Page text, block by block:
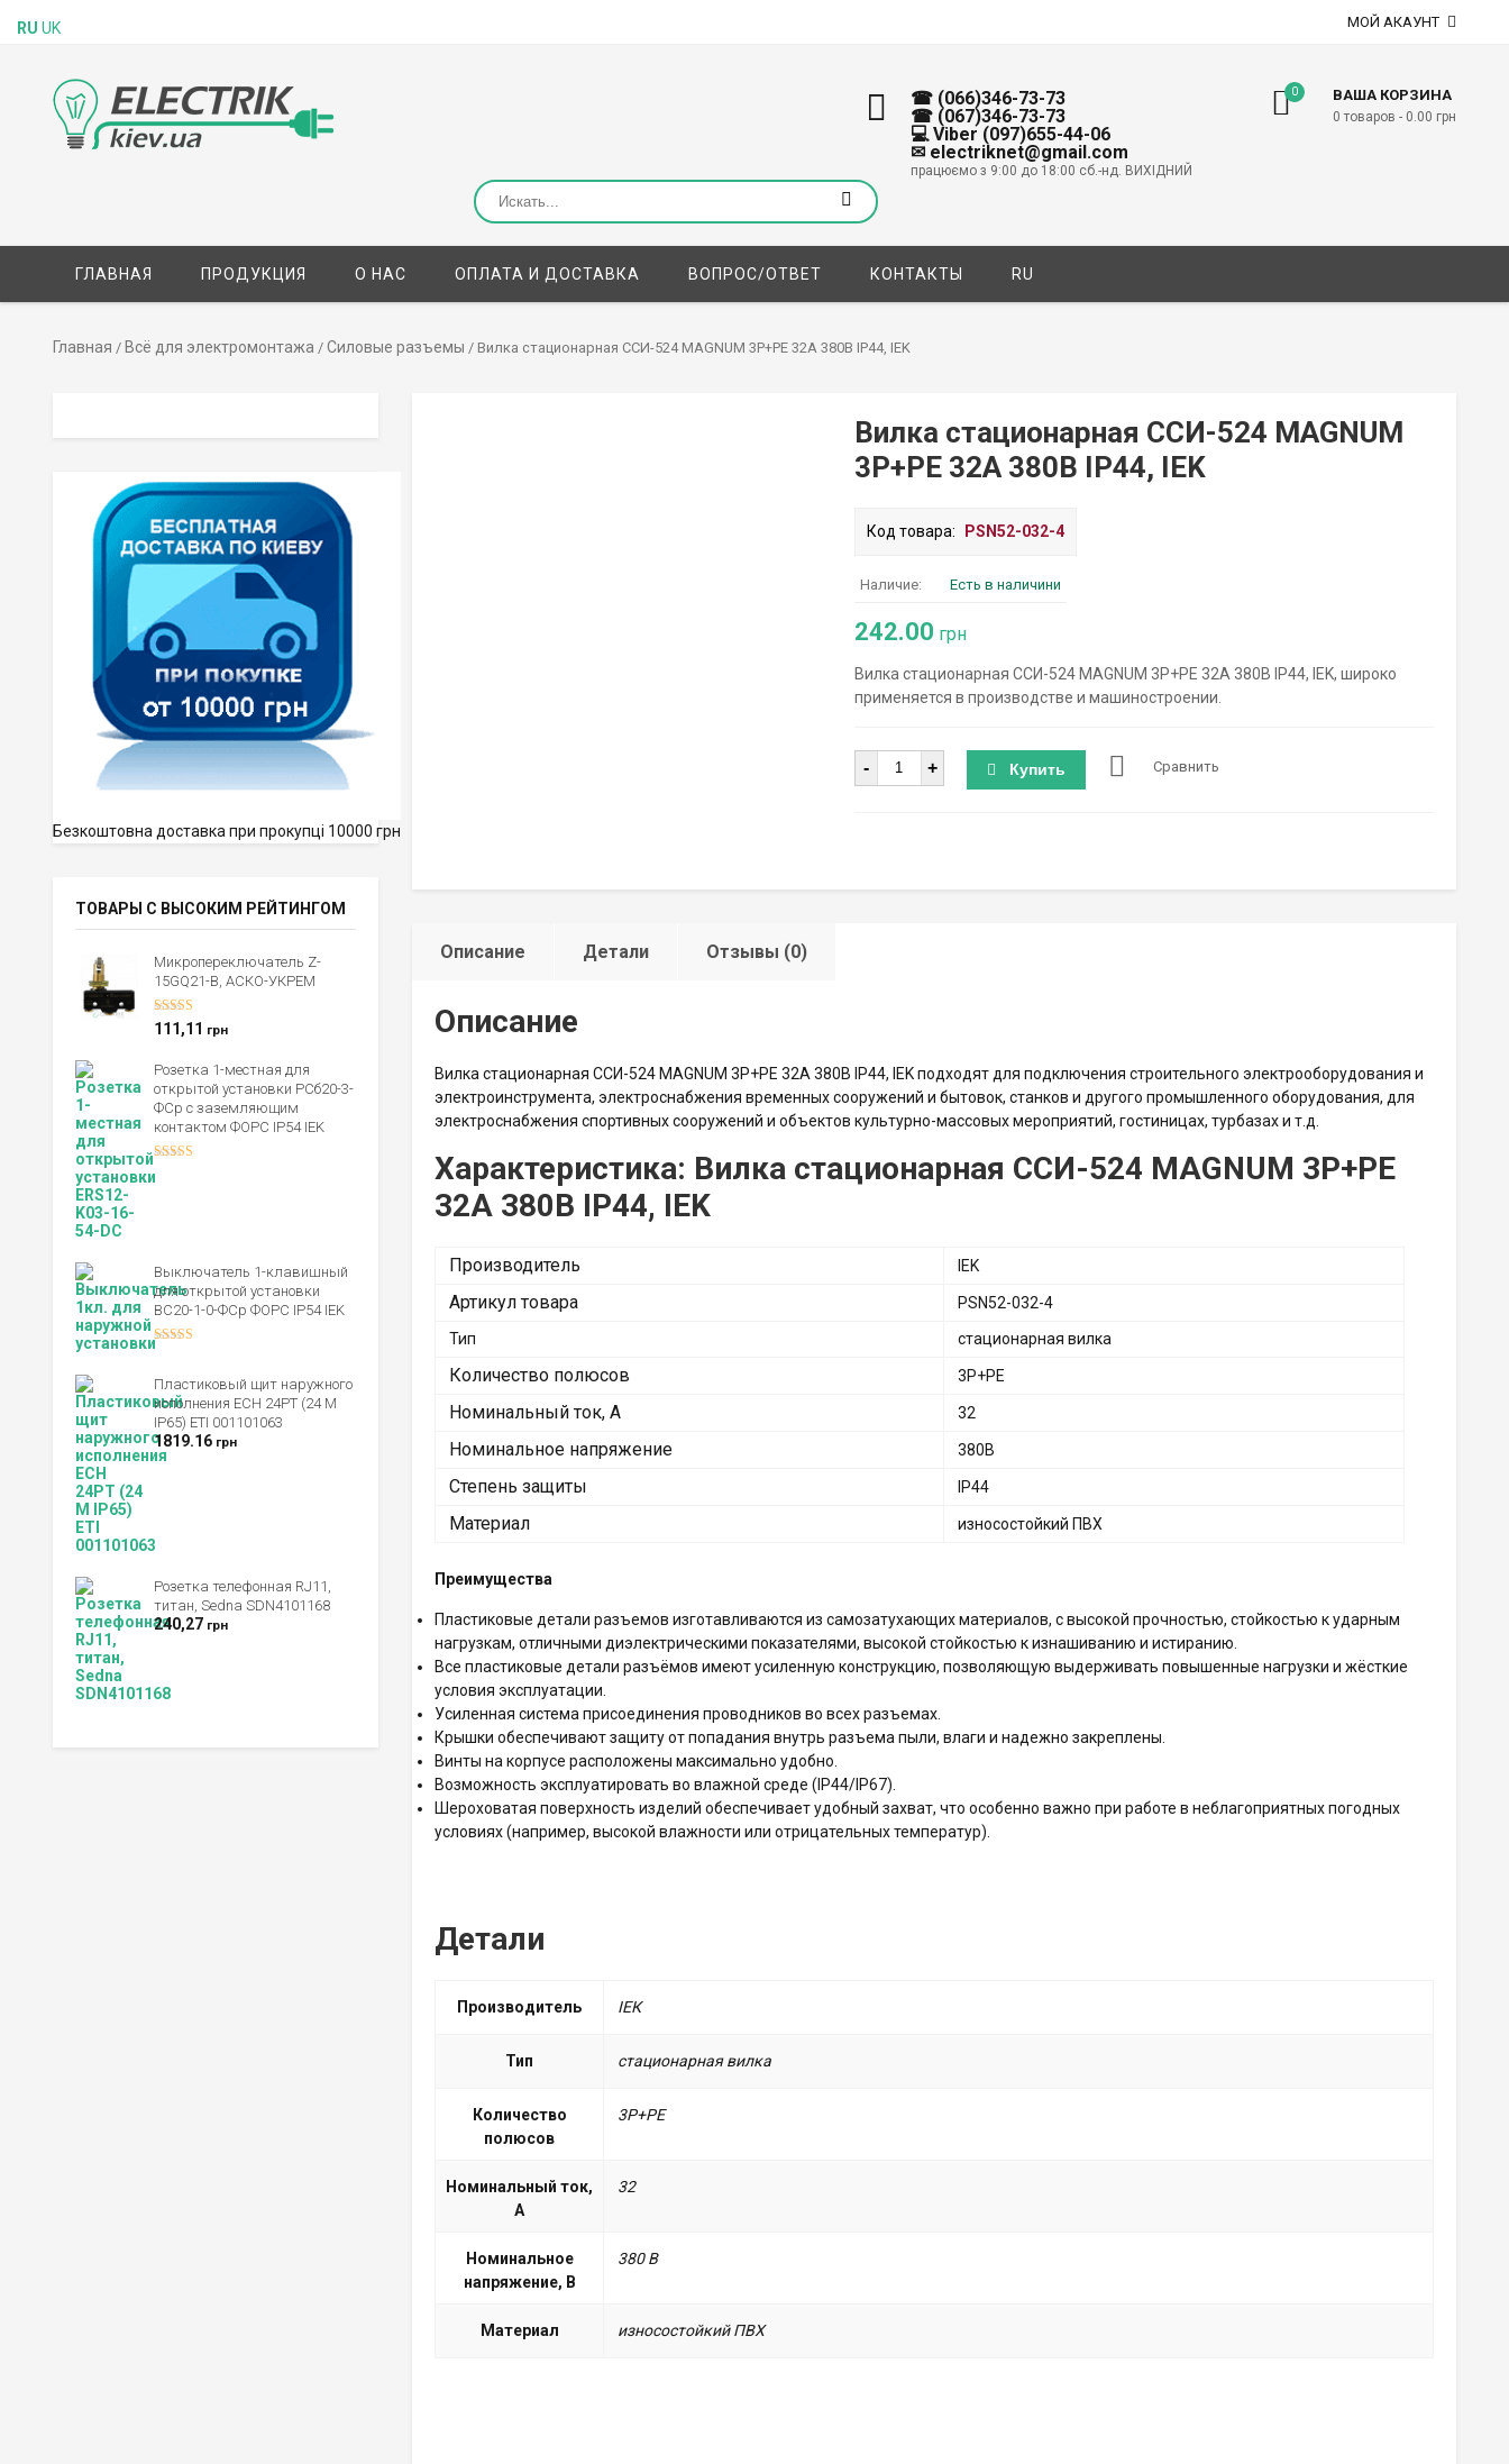
МОЙ АКАУНТ
0 ВАША КОРЗИНА
0 товаров - 0.00 грн
☎ (066)346-73-73
☎ (067)346-73-73
💻 Viber (097)655-44-06
✉ electriknet@gmail.com
працюємо з 9:00 до 18:00 сб.-нд. ВИХІДНИЙ
ГЛАВНАЯ ПРОДУКЦИЯ О НАС ОПЛАТА И ДОСТАВКА ВОПРОС/ОТВЕТ КОНТАКТЫ RU
Главная / Всё для электромонтажа / Силовые разъемы / Вилка стационарная ССИ-524 MAGNUM 3P+PE 32А 380В IP44, IEK
Вилка стационарная ССИ-524 MAGNUM
3P+PE 32А 380В IP44, IEK
Код товара: PSN52-032-4
Наличие: Есть в наличини
242.00 грн
Вилка стационарная ССИ-524 MAGNUM 3P+PE 32А 380В IP44, IEK, широко
применяется в производстве и машиностроении.
Количество
- + Купить Сравнить
Описание Детали Отзывы (0)
Описание
Вилка стационарная ССИ-524 MAGNUM 3P+PE 32А 380В IP44, IEK подходят для подключения строительного электрооборудования и
электроинструмента, электроснабжения временных сооружений и бытовок, станков и другого промышленного оборудования, для
электроснабжения спортивных сооружений и объектов культурно-массовых мероприятий, гостиницах, турбазах и т.д.
Характеристика: Вилка стационарная ССИ-524 MAGNUM 3P+PE
32А 380В IP44, IEK
Производитель IEK
Артикул товара
PSN52-032-4
Тип
стационарная вилка
Количество полюсов 3P+PE
Номинальный ток, А 32
Номинальное напряжение 380В
Степень защиты IP44
Материал износостойкий ПВХ
Преимущества
Пластиковые детали разъемов изготавливаются из самозатухающих материалов, с высокой прочностью, стойкостью к ударным
нагрузкам, отличными диэлектрическими показателями, высокой стойкостью к изнашиванию и истиранию.
Все пластиковые детали разъёмов имеют усиленную конструкцию, позволяющую выдерживать повышенные нагрузки и жёсткие
условия эксплуатации.
Усиленная система присоединения проводников во всех разъемах.
Крышки обеспечивают защиту от попадания внутрь разъема пыли, влаги и надежно закреплены.
Винты на корпусе расположены максимально удобно.
Возможность эксплуатировать во влажной среде (IP44/IP67).
Шероховатая поверхность изделий обеспечивает удобный захват, что особенно важно при работе в неблагоприятных погодных
условиях (например, высокой влажности или отрицательных температур).
Детали
Производитель ІЕК
Тип стационарная вилка
Количество
полюсов
3P+PE
Номинальный ток,
А
32
Номинальное
напряжение, В
380 B
Материал износостойкий ПВХ
Безкоштовна доставка при прокупці 10000 грн
ТОВАРЫ С ВЫСОКИМ РЕЙТИНГОМ
Микропереключатель Z-
15GQ21-B, АСКО-УКРЕМ
Оценка5.00
из 5
111,11 грн
Розетка 1-местная для
открытой установки РСб20-3-
ФСр с заземляющим
контактом ФОРС IP54 IEK
Оценка
4.00
Выключатель 1-клавишный
для открытой установки
ВС20-1-0-ФСр ФОРС IP54 IEK
Пластиковый щит наружного
исполнения ECH 24PT (24 М
IP65) ETI 001101063
1819.16 грн
Розетка телефонная RJ11,
титан, Sedna SDN4101168
240,27 грн
RU UK